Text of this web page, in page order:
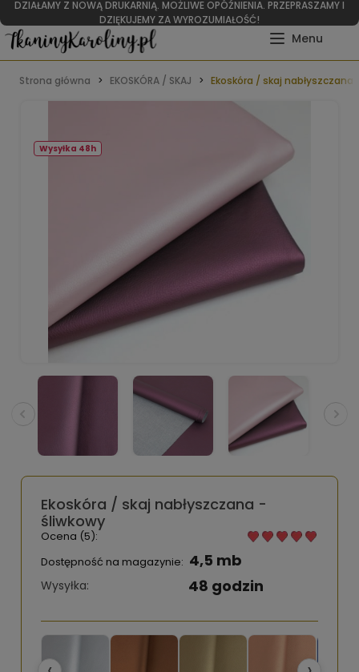
DZIAŁAMY Z NOWĄ DRUKARNIĄ. MOŻLIWE OPÓŹNIENIA. PRZEPRASZAMY I
DZIĘKUJEMY ZA WYROZUMIAŁOŚĆ!
Strona główna EKOSKÓRA / SKAJ Ekoskóra / skaj nabłyszczana
Wysyłka 48h
Ekoskóra / skaj nabłyszczana -
śliwkowy
Ocena (5):
Dostępność na magazynie: 4,5 mb
Wysyłka: 48 godzin